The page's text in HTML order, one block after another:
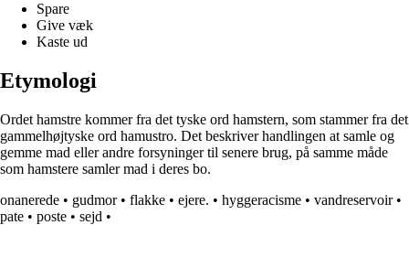
Spare
Give væk
Kaste ud
Etymologi
Ordet hamstre kommer fra det tyske ord hamstern, som stammer fra det
gammelhøjtyske ord hamustro. Det beskriver handlingen at samle og
gemme mad eller andre forsyninger til senere brug, på samme måde
som hamstere samler mad i deres bo.
onanerede • gudmor• flakke • ejere. • hyggeracisme • vandreservoir•
pate • poste • sejd •